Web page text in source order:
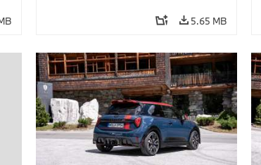
5.65 MB